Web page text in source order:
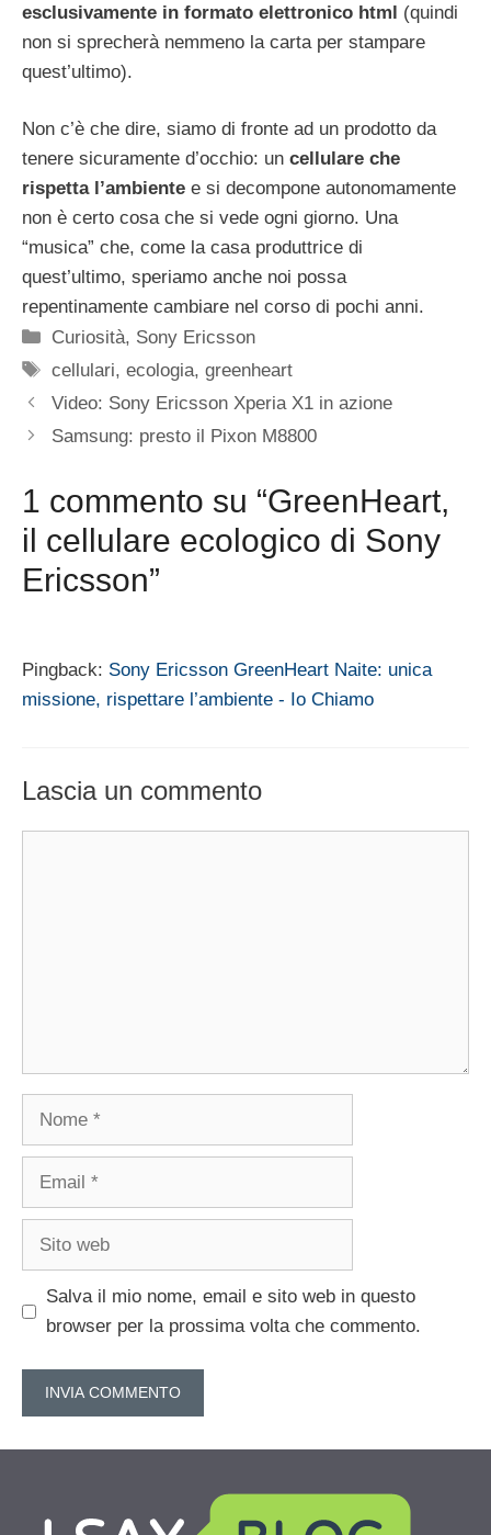
esclusivamente in formato elettronico html (quindi
non si sprecherà nemmeno la carta per stampare
quest’ultimo).
Non c’è che dire, siamo di fronte ad un prodotto da
tenere sicuramente d’occhio: un cellulare che
rispetta l’ambiente e si decompone autonomamente
non è certo cosa che si vede ogni giorno. Una
“musica” che, come la casa produttrice di
quest’ultimo, speriamo anche noi possa
repentinamente cambiare nel corso di pochi anni.
Categorie
Curiosità, Sony Ericsson
Tag
cellulari,ecologia,greenheart
Video: Sony Ericsson Xperia X1 in azione
Samsung: presto il Pixon M8800
1 commento su “GreenHeart,
il cellulare ecologico di Sony
Ericsson”
Pingback: Sony Ericsson GreenHeart Naite: unica
missione, rispettare l’ambiente - Io Chiamo
Lascia un commento
Nome
Email
Sito
Salva il mio nome, email e sito web in questo
browser per la prossima volta che commento.